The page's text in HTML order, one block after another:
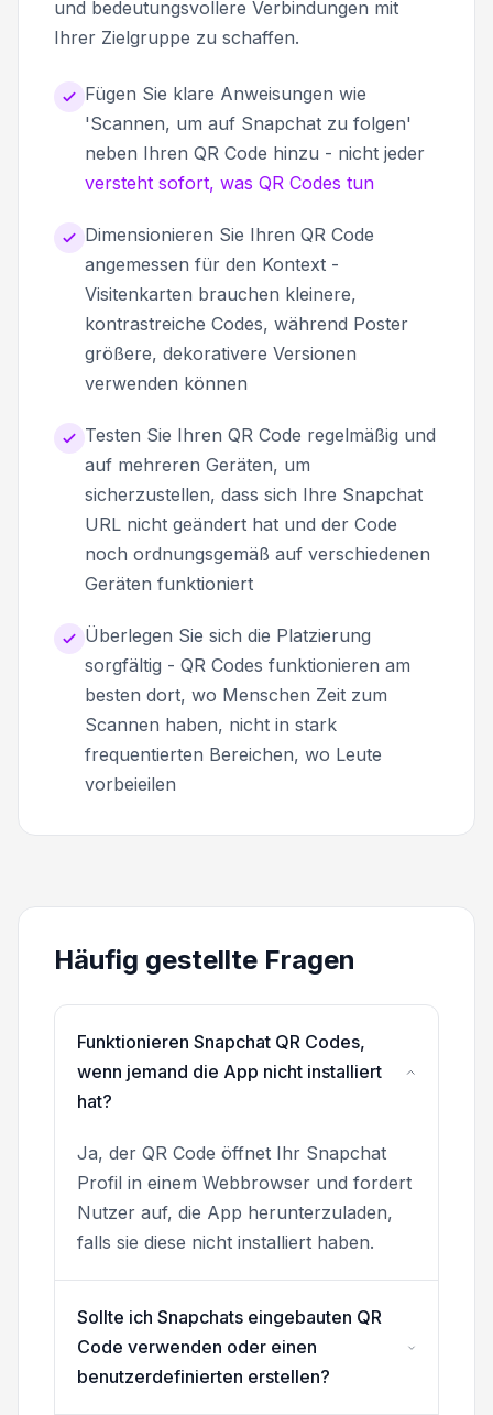
und bedeutungsvollere Verbindungen mit
Ihrer Zielgruppe zu schaffen.
Fügen Sie klare Anweisungen wie
'Scannen, um auf Snapchat zu folgen'
neben Ihren QR Code hinzu - nicht jeder
versteht sofort, was QR Codes tun
Dimensionieren Sie Ihren QR Code
angemessen für den Kontext -
Visitenkarten brauchen kleinere,
kontrastreiche Codes, während Poster
größere, dekorativere Versionen
verwenden können
Testen Sie Ihren QR Code regelmäßig und
auf mehreren Geräten, um
sicherzustellen, dass sich Ihre Snapchat
URL nicht geändert hat und der Code
noch ordnungsgemäß auf verschiedenen
Geräten funktioniert
Überlegen Sie sich die Platzierung
sorgfältig - QR Codes funktionieren am
besten dort, wo Menschen Zeit zum
Scannen haben, nicht in stark
frequentierten Bereichen, wo Leute
vorbeieilen
Häufig gestellte Fragen
Funktionieren Snapchat QR Codes,
wenn jemand die App nicht installiert
hat?
Ja, der QR Code öffnet Ihr Snapchat
Profil in einem Webbrowser und fordert
Nutzer auf, die App herunterzuladen,
falls sie diese nicht installiert haben.
Sollte ich Snapchats eingebauten QR
Code verwenden oder einen
benutzerdefinierten erstellen?